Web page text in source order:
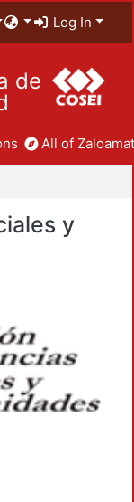
Log In
de
All of
y